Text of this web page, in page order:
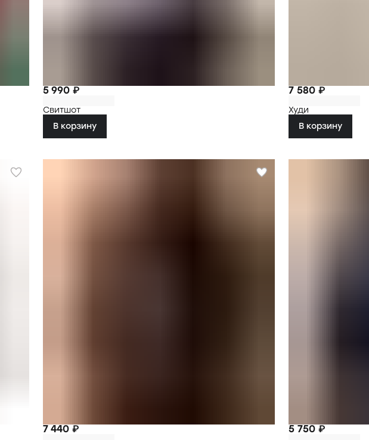
5 990 ₽
Свитшот
В корзину
7 580 ₽
Худи
В корзину
7 440 ₽ 5 750 ₽